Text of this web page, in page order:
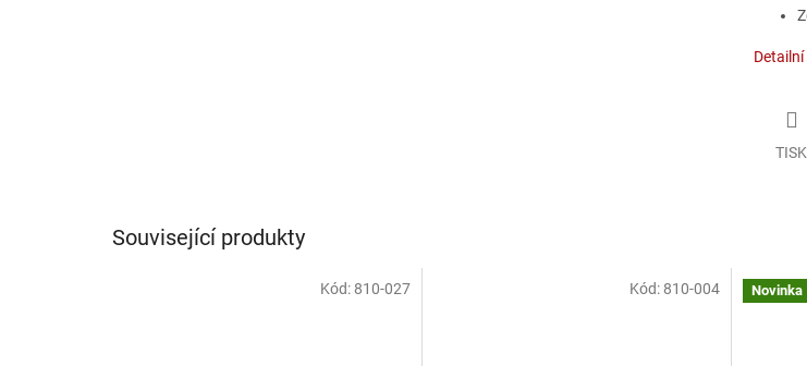
TISK
Související produkty
Kód: 810-027 Kód: 810-004 Novinka